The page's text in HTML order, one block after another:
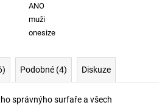
ANO
muži
onesize
Podobné (4) Diskuze
správnýho surfaře a všech